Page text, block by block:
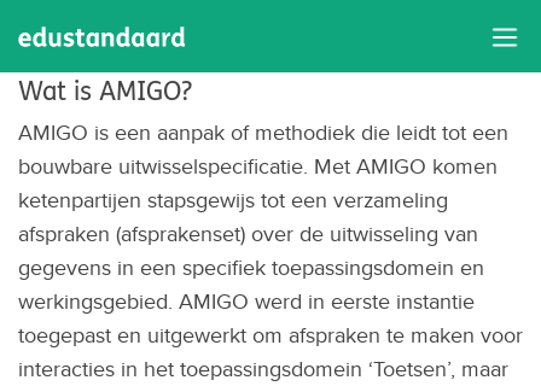
Aanpak
Wat is AMIGO?
AMIGO is een aanpak of methodiek die leidt tot een
bouwbare uitwisselspecificatie. Met AMIGO komen
ketenpartijen stapsgewijs tot een verzameling
afspraken (afsprakenset) over de uitwisseling van
gegevens in een specifiek toepassingsdomein en
werkingsgebied. AMIGO werd in eerste instantie
toegepast en uitgewerkt om afspraken te maken voor
interacties in het toepassingsdomein ‘Toetsen’, maar